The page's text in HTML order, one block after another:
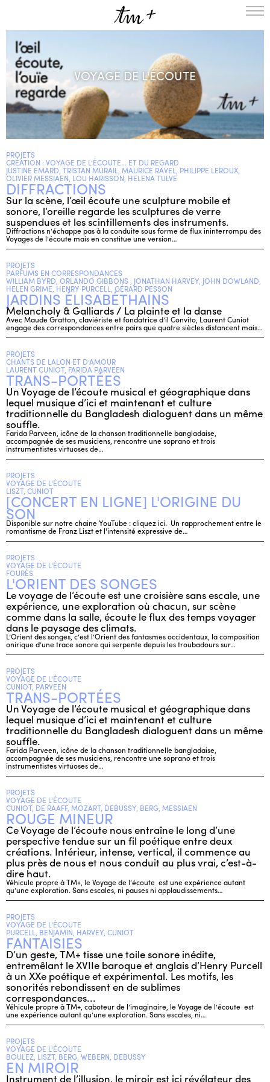
A LA UNE
PROJETS
MÉDIATION
NOUS SOUTENIR
ENGLISH
NEWSLETTER
AGENDA
VOYAGE DE L'ÉCOUTE
PROJETS
CRÉATION : VOYAGE DE L’ÉCOUTE... ET DU REGARD
JUSTINE EMARD, TRISTAN MURAIL, MAURICE RAVEL, PHILIPPE LEROUX,
OLIVIER MESSIAEN, LOU HARISSON, HELENA TULVE
DIFFRACTIONS
Sur la scène, l’œil écoute une sculpture mobile et
sonore, l’oreille regarde les sculptures de verre
suspendues et les scintillements des instruments.
Diffractions n’échappe pas à la conduite sous forme de flux ininterrompu des
Voyages de l’écoute mais en constitue une version…
PROJETS
PARFUMS EN CORRESPONDANCES
WILLIAM BYRD, ORLANDO GIBBONS , JONATHAN HARVEY, JOHN DOWLAND,
HELEN GRIME, HENRY PURCELL, GÉRARD PESSON
JARDINS ÉLISABÉTHAINS
Melancholy & Galliards / La plainte et la danse
Avec Maude Gratton, claviériste et fondatrice d’il Convito, Laurent Cuniot
engage des correspondances entre pairs que quatre siècles distancent mais…
PROJETS
CHANTS DE LALON ET D’AMOUR
LAURENT CUNIOT, FARIDA PARVEEN
TRANS-PORTÉES
Un Voyage de l’écoute musical et géographique dans
lequel musique d’ici et maintenant et culture
traditionnelle du Bangladesh dialoguent dans un même
souffle.
Farida Parveen, icône de la chanson traditionnelle bangladaise,
accompagnée de ses musiciens, rencontre une soprano et trois
instrumentistes virtuoses de…
PROJETS
VOYAGE DE L'ÉCOUTE
LISZT, CUNIOT
[CONCERT EN LIGNE] L'ORIGINE DU
SON
Disponible sur notre chaine YouTube : cliquez ici. Un rapprochement entre le
romantisme de Franz Liszt et l'intensité expressive de…
PROJETS
VOYAGE DE L'ÉCOUTE
FOURÈS
L'ORIENT DES SONGES
Le voyage de l’écoute est une croisière sans escale, une
expérience, une exploration où chacun, sur scène
comme dans la salle, écoute le flux des temps voyager
dans le paysage des climats.
L’Orient des songes, c’est l’Orient des fantasmes occidentaux, la composition
onirique d’une trace sonore qui serpente depuis les troubadours sur…
PROJETS
VOYAGE DE L'ÉCOUTE
CUNIOT, PARVEEN
TRANS-PORTÉES
Un Voyage de l’écoute musical et géographique dans
lequel musique d’ici et maintenant et culture
traditionnelle du Bangladesh dialoguent dans un même
souffle.
Farida Parveen, icône de la chanson traditionnelle bangladaise,
accompagnée de ses musiciens, rencontre une soprano et trois
instrumentistes virtuoses de…
PROJETS
VOYAGE DE L'ÉCOUTE
CUNIOT, DE RAAFF, MOZART, DEBUSSY, BERG, MESSIAEN
ROUGE MINEUR
Ce Voyage de l’écoute nous entraîne le long d’une
perspective tendue sur un fil poétique entre deux
créations. Intérieur, intense, vertical, il commence au
plus près de nous et nous conduit au plus vrai, c’est-à-
dire haut.
Véhicule propre à TM+, le Voyage de l’écoute est une expérience autant
qu’une exploration. Sans escales, ni pauses ni applaudissements…
PROJETS
VOYAGE DE L'ÉCOUTE
PURCELL, BENJAMIN, HARVEY, CUNIOT
FANTAISIES
D’un geste, TM+ tisse une toile sonore inédite,
entremêlant le XVIIe baroque et anglais d’Henry Purcell
à un XXe poétique et expérimental. Les motifs, les
sonorités rebondissent en de sublimes
correspondances...
Véhicule propre à TM+, caboteur de l’imaginaire, le Voyage de l’écoute est
une expérience autant qu’une exploration. Sans escales, ni…
PROJETS
VOYAGE DE L'ÉCOUTE
BOULEZ, LISZT, BERG, WEBERN, DEBUSSY
EN MIROIR
Instrument de l’illusion, le miroir est ici révélateur des